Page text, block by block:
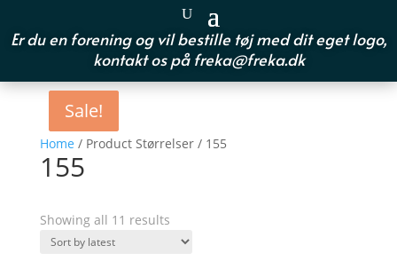
Er du en forening og vil bestille tøj med dit eget logo,
kontakt os på freka@freka.dk
Home / Product Størrelser / 155
155
Showing all 11 results
Sale!
Sale!